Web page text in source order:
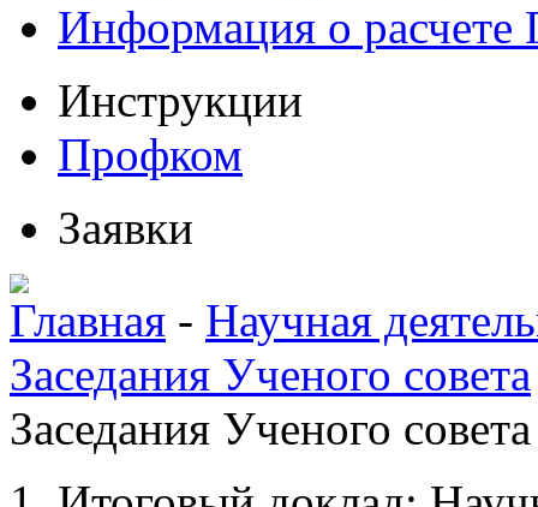
Информация о
Инструкции
Профком
Заявки
Главная - Научная
Заседания Ученого совета
Заседания Ученого